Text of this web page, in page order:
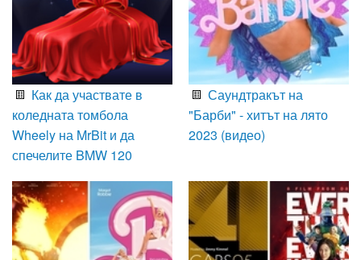
Как да участвате в
коледната томбола
Wheely на MrBit и да
спечелите BMW 120
Саундтракът на
"Барби" - хитът на лято
2023 (видео)